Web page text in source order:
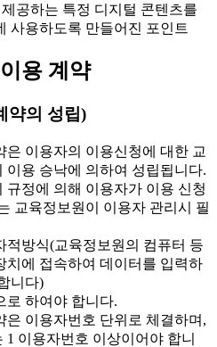
제공하는 특정 디지털 콘텐츠를
사용하도록 만들어진 포인트
용 계약
약의 성립)
이용자의 이용신청에 대한 교
이용 승낙에 의하여 성립됩니다.
정에 의해 이용자가 이용 신청
교육정보원이 이용자 관리시 필
적방식(교육정보원의 컴퓨터 등
치에 접속하여 데이터를 입력하
니다)
로 하여야 합니다.
이용자번호 단위로 체결하며,
1 이용자번호 이상이어야 합니